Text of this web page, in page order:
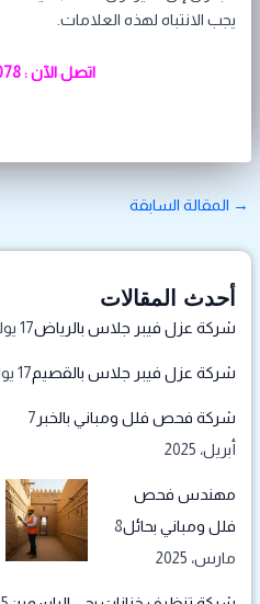
يجب الانتباه لهذه العلامات.
اتصل الآن : 0569384078
→ المقالة السابقة
أحدث المقالات
شركة عزل فيبر جلاس بالرياض17 يوليو، 2025
شركة عزل فيبر جلاس بالقصيم17 يوليو، 2025
شركة فحص فلل ومباني بالخبر 7
أبريل، 2025
مهندس فحص
فلل ومباني بحائل8
مارس، 2025